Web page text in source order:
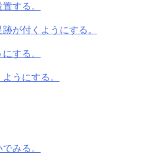
する。
が付くようにする。
する。
うにする。
みる。